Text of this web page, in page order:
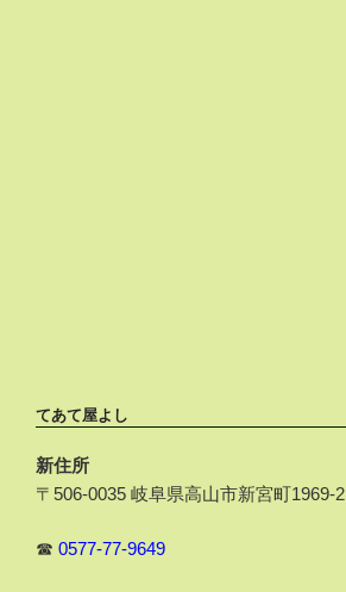
てあて屋よし
新住所
〒506-0035 岐阜県高山市新宮町1969-2
☎ 0577-77-9649